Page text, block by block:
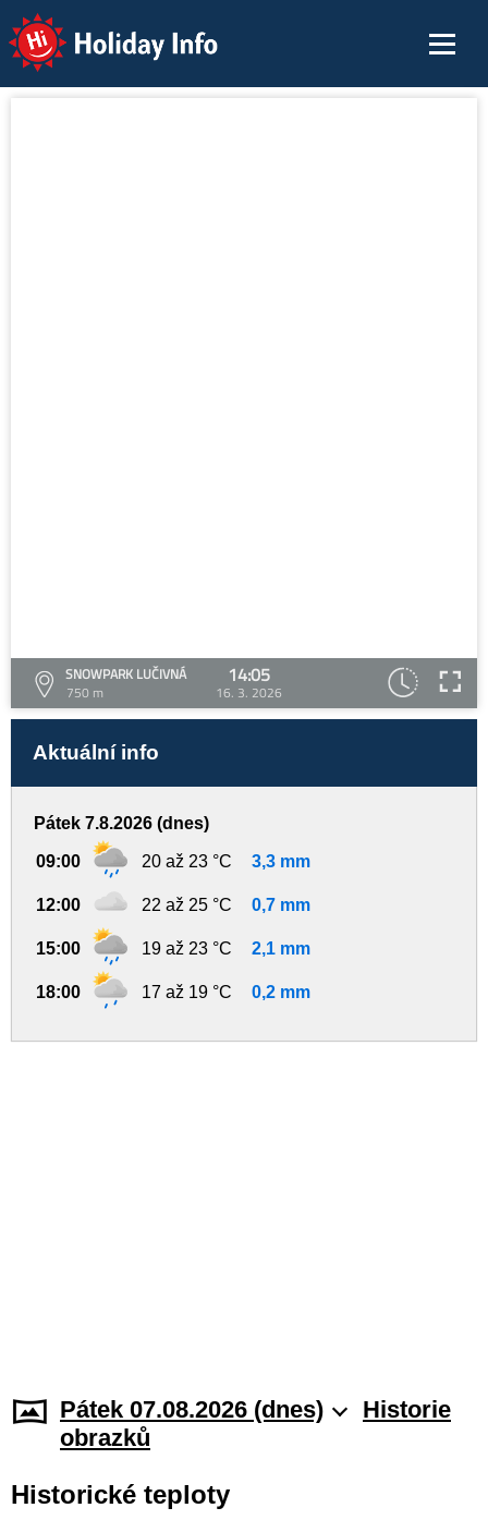
Holiday Info
SNOWPARK LUČIVNÁ
750 m
14:05
16. 3. 2026
Aktuální info
Pátek 7.8.2026 (dnes)
09:00 20 až 23 °C 3,3 mm
12:00 22 až 25 °C 0,7 mm
15:00 19 až 23 °C 2,1 mm
18:00 17 až 19 °C 0,2 mm
Pátek 07.08.2026 (dnes)
Historie
obrazků
Historické teploty